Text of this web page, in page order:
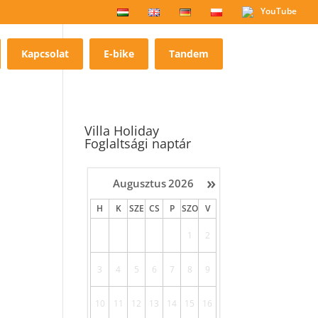
YouTube
Kapcsolat E-bike Tandem
Villa Holiday
Foglaltsági naptár
»
Augusztus2026
H K SZE CS P SZO V
1 2
3 4 5 6 7 8 9
10 11 12 13 14 15 16